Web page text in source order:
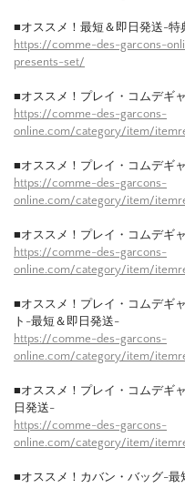
■オススメ！最短＆即日発送-特
https://comme-des-garcons-
presents-set/
■オススメ！プレイ・コムデギ
https://comme-des-garcons-
online.com/category/item/
■オススメ！プレイ・コムデギ
https://comme-des-garcons-
online.com/category/item/
■オススメ！プレイ・コムデギ
https://comme-des-garcons-
online.com/category/item/
■オススメ！プレイ・コムデギ
ト-最短＆即日発送-
https://comme-des-garcons-
online.com/category/item/
■オススメ！プレイ・コムデギ
日発送-
https://comme-des-garcons-
online.com/category/item/
■オススメ！カバン・バッグ-最